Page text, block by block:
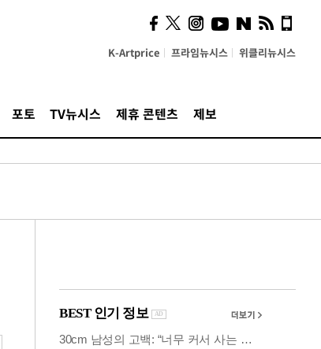
K-Artprice 프라임뉴시스 위클리뉴시스
포토 TV뉴시스 제휴 콘텐츠 제보
의견, 국토부·LH에 충실히
전달할 것"